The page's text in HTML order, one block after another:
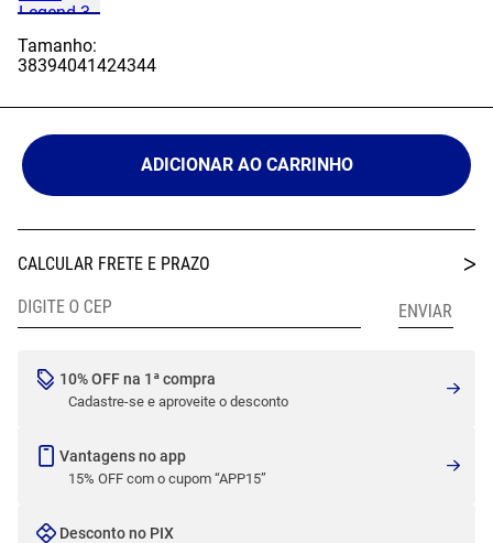
Tamanho:
38394041424344
ADICIONAR AO CARRINHO
10% OFF na 1ª compra
Cadastre-se e aproveite o desconto
Vantagens no app
15% OFF com o cupom “APP15”
Desconto no PIX